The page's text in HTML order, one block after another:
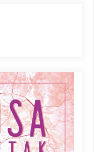
bideoa Hamaika